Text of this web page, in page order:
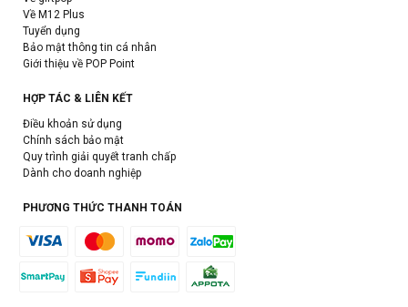
Về M12 Plus
Tuyển dụng
Bảo mật thông tin cá nhân
Giới thiệu về POP Point
HỢP TÁC & LIÊN KẾT
Điều khoản sử dụng
Chính sách bảo mật
Quy trình giải quyết tranh chấp
Dành cho doanh nghiệp
PHƯƠNG THỨC THANH TOÁN